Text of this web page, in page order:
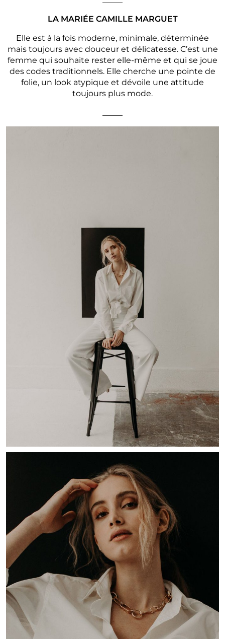
LA MARIÉE CAMILLE MARGUET
Elle est à la fois moderne, minimale, déterminée
mais toujours avec douceur et délicatesse. C’est une
femme qui souhaite rester elle-même et qui se joue
des codes traditionnels. Elle cherche une pointe de
folie, un look atypique et dévoile une attitude
toujours plus mode.